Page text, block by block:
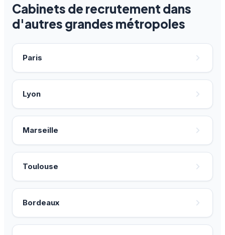
Cabinets de recrutement dans
d'autres grandes métropoles
Paris
Lyon
Marseille
Toulouse
Bordeaux